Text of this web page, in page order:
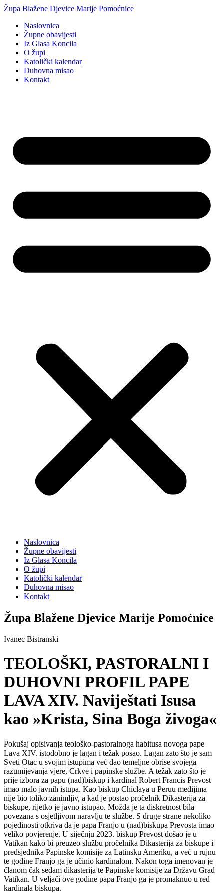
Idi
sadržaj
Župa Blažene Djevice Marije Pomoćnice
Naslovnica
Župne obavijesti
Iz Glasa Koncila
O župi
Katolički kalendar
Duhovna misao
Kontakt
Naslovnica
Župne obavijesti
Iz Glasa Koncila
O župi
Katolički kalendar
Duhovna misao
Kontakt
Župa Blažene Djevice Marije Pomoćnice
Ivanec Bistranski
TEOLOŠKI, PASTORALNI I
DUHOVNI PROFIL PAPE
LAVA XIV. Naviještati Isusa
kao »Krista, Sina Boga živoga«
Pokušaj opisivanja teološko-pastoralnoga habitusa novoga pape
Lava XIV. istodobno je lagan i težak posao. Lagan zato što je sam
Sveti Otac u svojim istupima već dao temeljne obrise svojega
razumijevanja vjere, Crkve i papinske službe. A težak zato što je
prije izbora za papu (nad)biskup i kardinal Robert Francis Prevost
imao malo javnih istupa. Kao biskup Chiclaya u Peruu medijima
nije bio toliko zanimljiv, a kad je postao pročelnik Dikasterija za
biskupe, rijetko je javno istupao. Možda je ta diskretnost bila
povezana s osjetljivom naravlju te službe. S druge strane nekoliko
pojedinosti otkriva da je papa Franjo u (nad)biskupa Prevosta imao
veliko povjerenje. U siječnju 2023. biskup Prevost došao je u
Vatikan kako bi preuzeo službu pročelnika Dikasterija za biskupe i
predsjednika Papinske komisije za Latinsku Ameriku, a već u rujnu
te godine Franjo ga je učinio kardinalom. Nakon toga imenovan je
članom čak sedam dikasterija te Papinske komisije za Državu Grad
Vatikan. U veljači ove godine papa Franjo ga je promaknuo u red
kardinala biskupa.